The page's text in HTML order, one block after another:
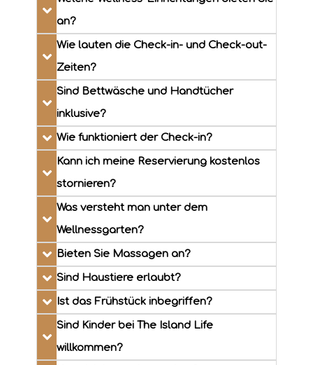
an?
Wie lauten die Check-in- und Check-out-
Zeiten?
Sind Bettwäsche und Handtücher
inklusive?
Wie funktioniert der Check-in?
Kann ich meine Reservierung kostenlos
stornieren?
Was versteht man unter dem
Wellnessgarten?
Bieten Sie Massagen an?
Sind Haustiere erlaubt?
Ist das Frühstück inbegriffen?
Sind Kinder bei The Island Life
willkommen?